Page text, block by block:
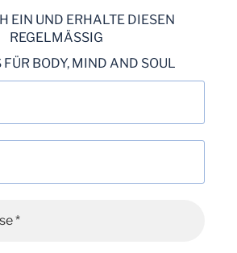
EIN UND ERHALTE DIESEN
REGELMÄSSIG
BODY, MIND AND SOUL